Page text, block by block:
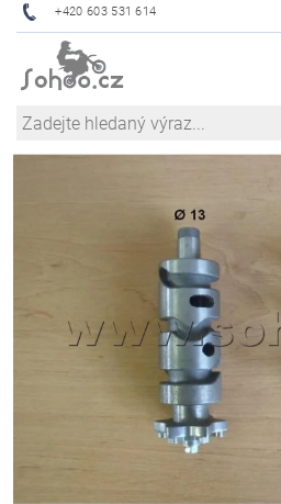
+420 603 531 614